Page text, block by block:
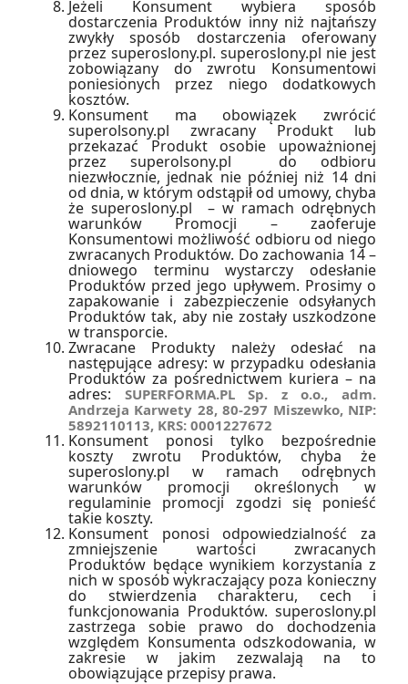
Jeżeli Konsument wybiera sposób
dostarczenia Produktów inny niż najtańszy
zwykły sposób dostarczenia oferowany
przez superoslony.pl. superoslony.pl nie jest
zobowiązany do zwrotu Konsumentowi
poniesionych przez niego dodatkowych
kosztów.
Konsument ma obowiązek zwrócić
superolsony.pl zwracany Produkt lub
przekazać Produkt osobie upoważnionej
przez superolsony.pl do odbioru
niezwłocznie, jednak nie później niż 14 dni
od dnia, w którym odstąpił od umowy, chyba
że superoslony.pl – w ramach odrębnych
warunków Promocji – zaoferuje
Konsumentowi możliwość odbioru od niego
zwracanych Produktów. Do zachowania 14 –
dniowego terminu wystarczy odesłanie
Produktów przed jego upływem. Prosimy o
zapakowanie i zabezpieczenie odsyłanych
Produktów tak, aby nie zostały uszkodzone
w transporcie.
Zwracane Produkty należy odesłać na
następujące adresy: w przypadku odesłania
Produktów za pośrednictwem kuriera – na
adres: SUPERFORMA.PL Sp. z o.o., adm.
Andrzeja Karwety 28, 80-297 Miszewko, NIP:
5892110113, KRS: 0001227672
Konsument ponosi tylko bezpośrednie
koszty zwrotu Produktów, chyba że
superoslony.pl w ramach odrębnych
warunków promocji określonych w
regulaminie promocji zgodzi się ponieść
takie koszty.
Konsument ponosi odpowiedzialność za
zmniejszenie wartości zwracanych
Produktów będące wynikiem korzystania z
nich w sposób wykraczający poza konieczny
do stwierdzenia charakteru, cech i
funkcjonowania Produktów. superoslony.pl
zastrzega sobie prawo do dochodzenia
względem Konsumenta odszkodowania, w
zakresie w jakim zezwalają na to
obowiązujące przepisy prawa.